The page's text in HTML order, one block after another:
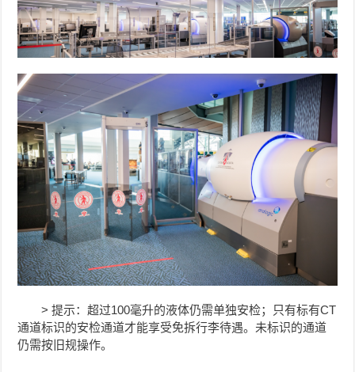
> 提示：超过100毫升的液体仍需单独安检；只有标有CT
通道标识的安检通道才能享受免拆行李待遇。未标识的通道
仍需按旧规操作。